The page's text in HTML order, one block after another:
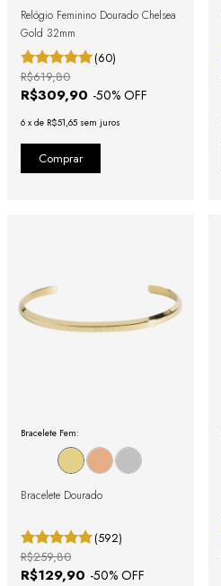
Relógio Feminino Dourado Chelsea
Gold 32mm
(60)
R$309,90 -50% OFF
R$619,80
6 x de R$51,65 sem juros
Bracelete Fem:
Bracelete Dourado
(592)
R$129,90 -50% OFF
R$259,80